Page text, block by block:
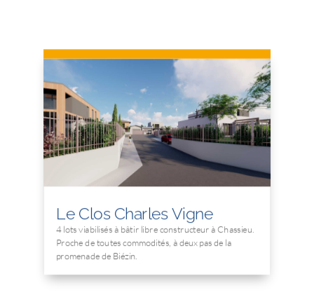
Le Clos Charles Vigne
4 lots viabilisés à bâtir libre constructeur à Chassieu.
Proche de toutes commodités, à deux pas de la
promenade de Biézin.